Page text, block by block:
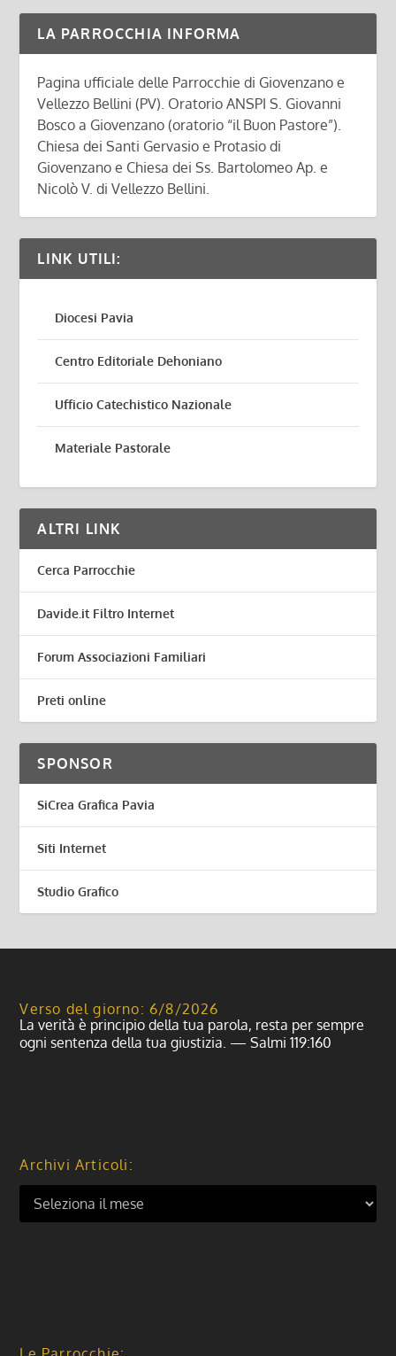
LA PARROCCHIA INFORMA
Pagina ufficiale delle Parrocchie di Giovenzano e
Vellezzo Bellini (PV). Oratorio ANSPI S. Giovanni
Bosco a Giovenzano (oratorio “il Buon Pastore”).
Chiesa dei Santi Gervasio e Protasio di
Giovenzano e Chiesa dei Ss. Bartolomeo Ap. e
Nicolò V. di Vellezzo Bellini.
LINK UTILI:
Diocesi Pavia
Centro Editoriale Dehoniano
Ufficio Catechistico Nazionale
Materiale Pastorale
ALTRI LINK
Cerca Parrocchie
Davide.it Filtro Internet
Forum Associazioni Familiari
Preti online
SPONSOR
SiCrea Grafica Pavia
Siti Internet
Studio Grafico
Verso del giorno: 6/8/2026
La verità è principio della tua parola, resta per sempre
ogni sentenza della tua giustizia. — Salmi 119:160
Archivi Articoli: